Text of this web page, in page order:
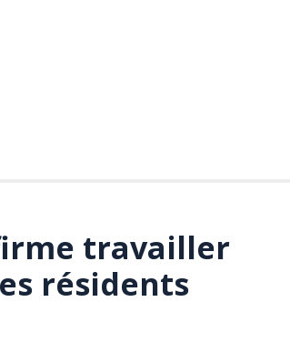
travailler
résidents